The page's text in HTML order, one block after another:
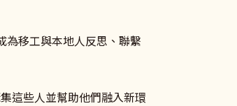
為移工與本地人反思、聯繫
這些人並幫助他們融入新環